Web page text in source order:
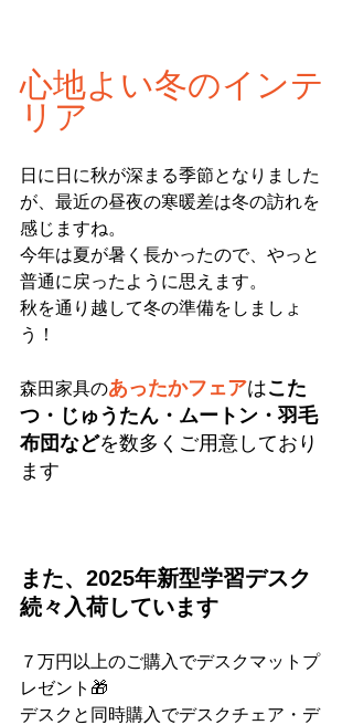
心地よい冬のインテ
リア
日に日に秋が深まる季節となりました
が、最近の昼夜の寒暖差は冬の訪れを
感じますね。
今年は夏が暑く長かったので、やっと
普通に戻ったように思えます。
秋を通り越して冬の準備をしましょ
う！
森田家具のあったかフェアはこた
つ・じゅうたん・ムートン・羽毛
布団などを数多くご用意しており
ます
また、2025年新型学習デスク
続々入荷しています
７万円以上のご購入でデスクマットプ
レゼント🎁
デスクと同時購入でデスクチェア・デ